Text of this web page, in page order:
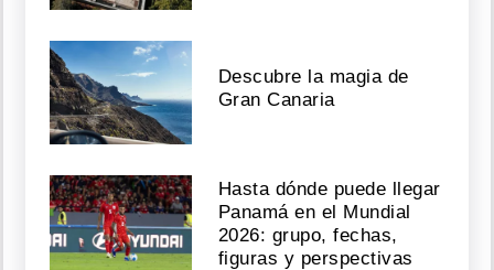
Descubre la magia de
Gran Canaria
Hasta dónde puede llegar
Panamá en el Mundial
2026: grupo, fechas,
figuras y perspectivas